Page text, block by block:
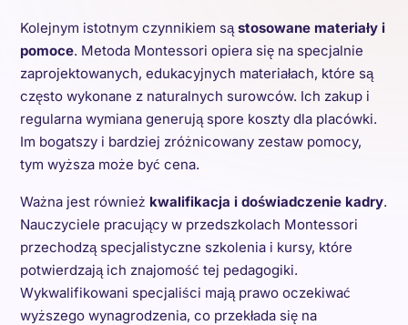
Kolejnym istotnym czynnikiem sąstosowane materiały i
pomoce. Metoda Montessori opiera się na specjalnie
zaprojektowanych, edukacyjnych materiałach, które są
często wykonane z naturalnych surowców. Ich zakup i
regularna wymiana generują spore koszty dla placówki.
Im bogatszy i bardziej zróżnicowany zestaw pomocy,
tym wyższa może być cena.
Ważna jest również kwalifikacja i doświadczenie kadry.
Nauczyciele pracujący w przedszkolach Montessori
przechodzą specjalistyczne szkolenia i kursy, które
potwierdzają ich znajomość tej pedagogiki.
Wykwalifikowani specjaliści mają prawo oczekiwać
wyższego wynagrodzenia, co przekłada się na